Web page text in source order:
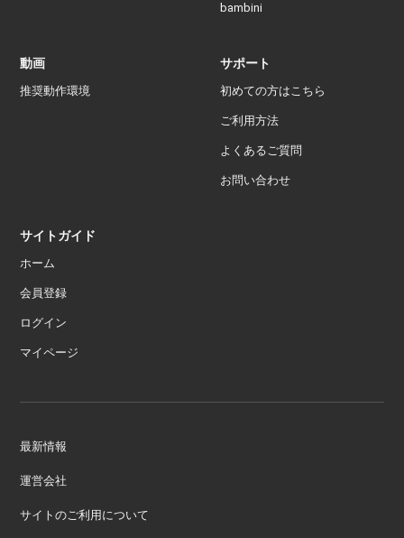
bambini
動画
推奨動作環境
サポート
初めての方はこちら
ご利用方法
よくあるご質問
お問い合わせ
サイトガイド
ホーム
会員登録
ログイン
マイページ
最新情報
運営会社
サイトのご利用について